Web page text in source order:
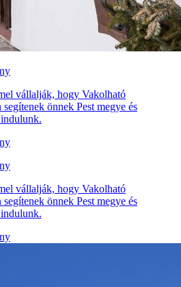
vállalják, hogy Vakolható
önnek Pest megye és
vállalják, hogy Vakolható
önnek Pest megye és